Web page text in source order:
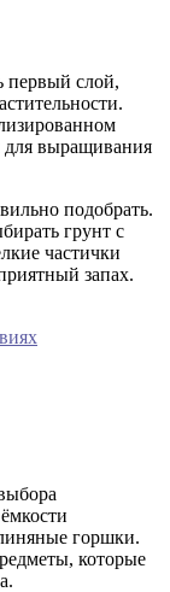
первый слой,
для выращивания
подобрать.
грунт с
частички
запах.
горшки.
которые